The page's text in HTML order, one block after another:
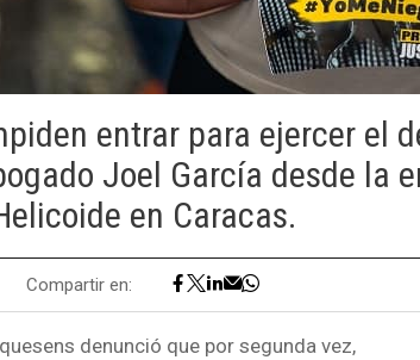
entrar para ejercer el
Joel García desde la
en Caracas.
Compartir en:
denunció que por segunda vez,